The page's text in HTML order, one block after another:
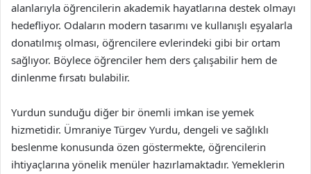
alanlarıyla öğrencilerin akademik hayatlarına destek olmayı
hedefliyor. Odaların modern tasarımı ve kullanışlı eşyalarla
donatılmış olması, öğrencilere evlerindeki gibi bir ortam
sağlıyor. Böylece öğrenciler hem ders çalışabilir hem de
dinlenme fırsatı bulabilir.
Yurdun sunduğu diğer bir önemli imkan ise yemek
hizmetidir. Ümraniye Türgev Yurdu, dengeli ve sağlıklı
beslenme konusunda özen göstermekte, öğrencilerin
ihtiyaçlarına yönelik menüler hazırlamaktadır. Yemeklerin